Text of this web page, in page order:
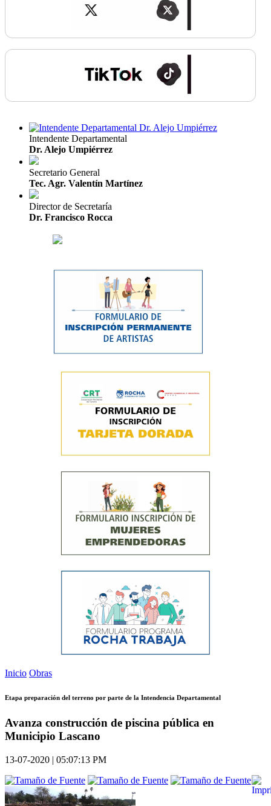
Intendente Departamental
Dr. Alejo Umpiérrez
Secretario General
Tec. Agr. Valentín Martínez
Director de Secretaría
Dr. Francisco Rocca
Inicio Obras
Etapa preparación del terreno por parte de la Intendencia Departamental
Avanza construcción de piscina pública en
Municipio Lascano
13-07-2020 | 05:07:13 PM